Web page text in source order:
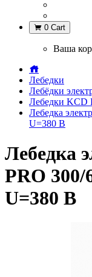
0 Cart
Ваша
Лебедки
Лебёдки
Лебедки KCD
Лебедка
U=380 В
Лебедка
PRO 300/
U=380 В